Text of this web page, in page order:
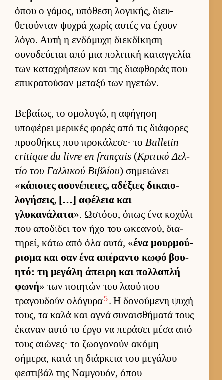
όπου ο γάμος, υπόθεση λογικής, διευ­
θετού­νταν ψυχρά χωρίς αυ­τές να έχουν
λόγο. Αυτή η εν­δόμυχη διεκ­δίκηση
συνοδεύ­εται από μια πολιτική καταγ­γελία
των καταχρήσεων και της δια­φθοράς που
επικρατού­σαν μεταξύ των ηγετών.
Βεβαί­ως, το ομολογώ, η αφήγηση
υποφέρει μερικές φορές από τις διάφορες
προσθήκες που προκάλεσε· το Bulletin
critique du livre en français (Κριτικό Δελ­
τίο του Γαλ­λικού Βιβλίου) σημειώνει
«κάποιες ασυνέπειες, αδέξιες δικαιο­
λογήσεις, […] αφέλεια και
γλυκανάλατα». Ωστόσο, όπως ένα κοχύλι
που αποδίδει τον ήχο του ωκεανού, δια­
τηρεί, κάτω από όλα αυ­τά, «ένα μουρ­μού­
ρισμα και σαν ένα απέραντο κωφό βου­
ητό: τη μεγάλη άπειρη και πολ­λαπλή
φωνή» των ποι­ητών του λαού που
τραγου­δούν ολόγυρα5. Η δονού­μενη ψυχή
τους, τα καλά και αγνά συναι­σθήματά τους
έκαναν αυτό το έργο να περάσει μέσα από
τους αιώνες· το ζωογονούν ακόμη
σήμερα, κατά τη διάρ­κεια του μεγάλου
φεστιβάλ της Ναμ­γουόν, όπου